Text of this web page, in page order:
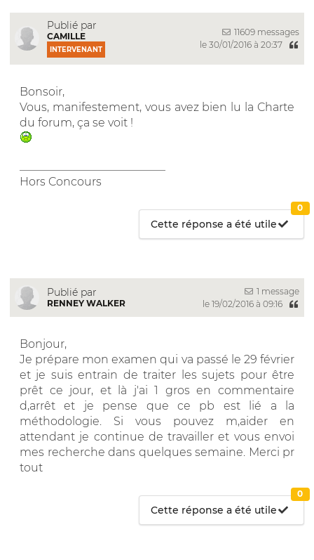
Publié par
CAMILLE
INTERVENANT
11609 messages
le 30/01/2016 à 20:37
Bonsoir,
Vous, manifestement, vous avez bien lu la Charte
du forum, ça se voit !
Hors Concours
Cette réponse a été utile
0
Publié par
RENNEY WALKER
1 message
le 19/02/2016 à 09:16
Bonjour,
Je prépare mon examen qui va passé le 29 février
et je suis entrain de traiter les sujets pour être
prêt ce jour, et là j'ai 1 gros en commentaire
d,arrêt et je pense que ce pb est lié a la
méthodologie. Si vous pouvez m,aider en
attendant je continue de travailler et vous envoi
mes recherche dans quelques semaine. Merci pr
tout
Cette réponse a été utile
0